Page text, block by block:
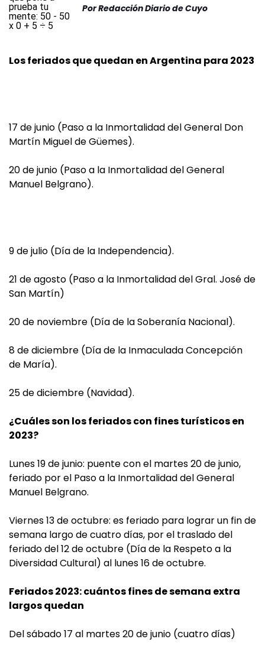
PorRedacción Diario de Cuyo
Los feriados que quedan en Argentina para 2023
17 de junio (Paso a la Inmortalidad del General Don
Martín Miguel de Güemes).
20 de junio (Paso a la Inmortalidad del General
Manuel Belgrano).
9 de julio (Día de la Independencia).
21 de agosto (Paso a la Inmortalidad del Gral. José de
San Martín)
20 de noviembre (Día de la Soberanía Nacional).
8 de diciembre (Día de la Inmaculada Concepción
de María).
25 de diciembre (Navidad).
¿Cuáles son los feriados con fines turísticos en
2023?
Lunes 19 de junio: puente con el martes 20 de junio,
feriado por el Paso a la Inmortalidad del General
Manuel Belgrano.
Viernes 13 de octubre: es feriado para lograr un fin de
semana largo de cuatro días, por el traslado del
feriado del 12 de octubre (Día de la Respeto a la
Diversidad Cultural) al lunes 16 de octubre.
Feriados 2023: cuántos fines de semana extra
largos quedan
Del sábado 17 al martes 20 de junio (cuatro días)